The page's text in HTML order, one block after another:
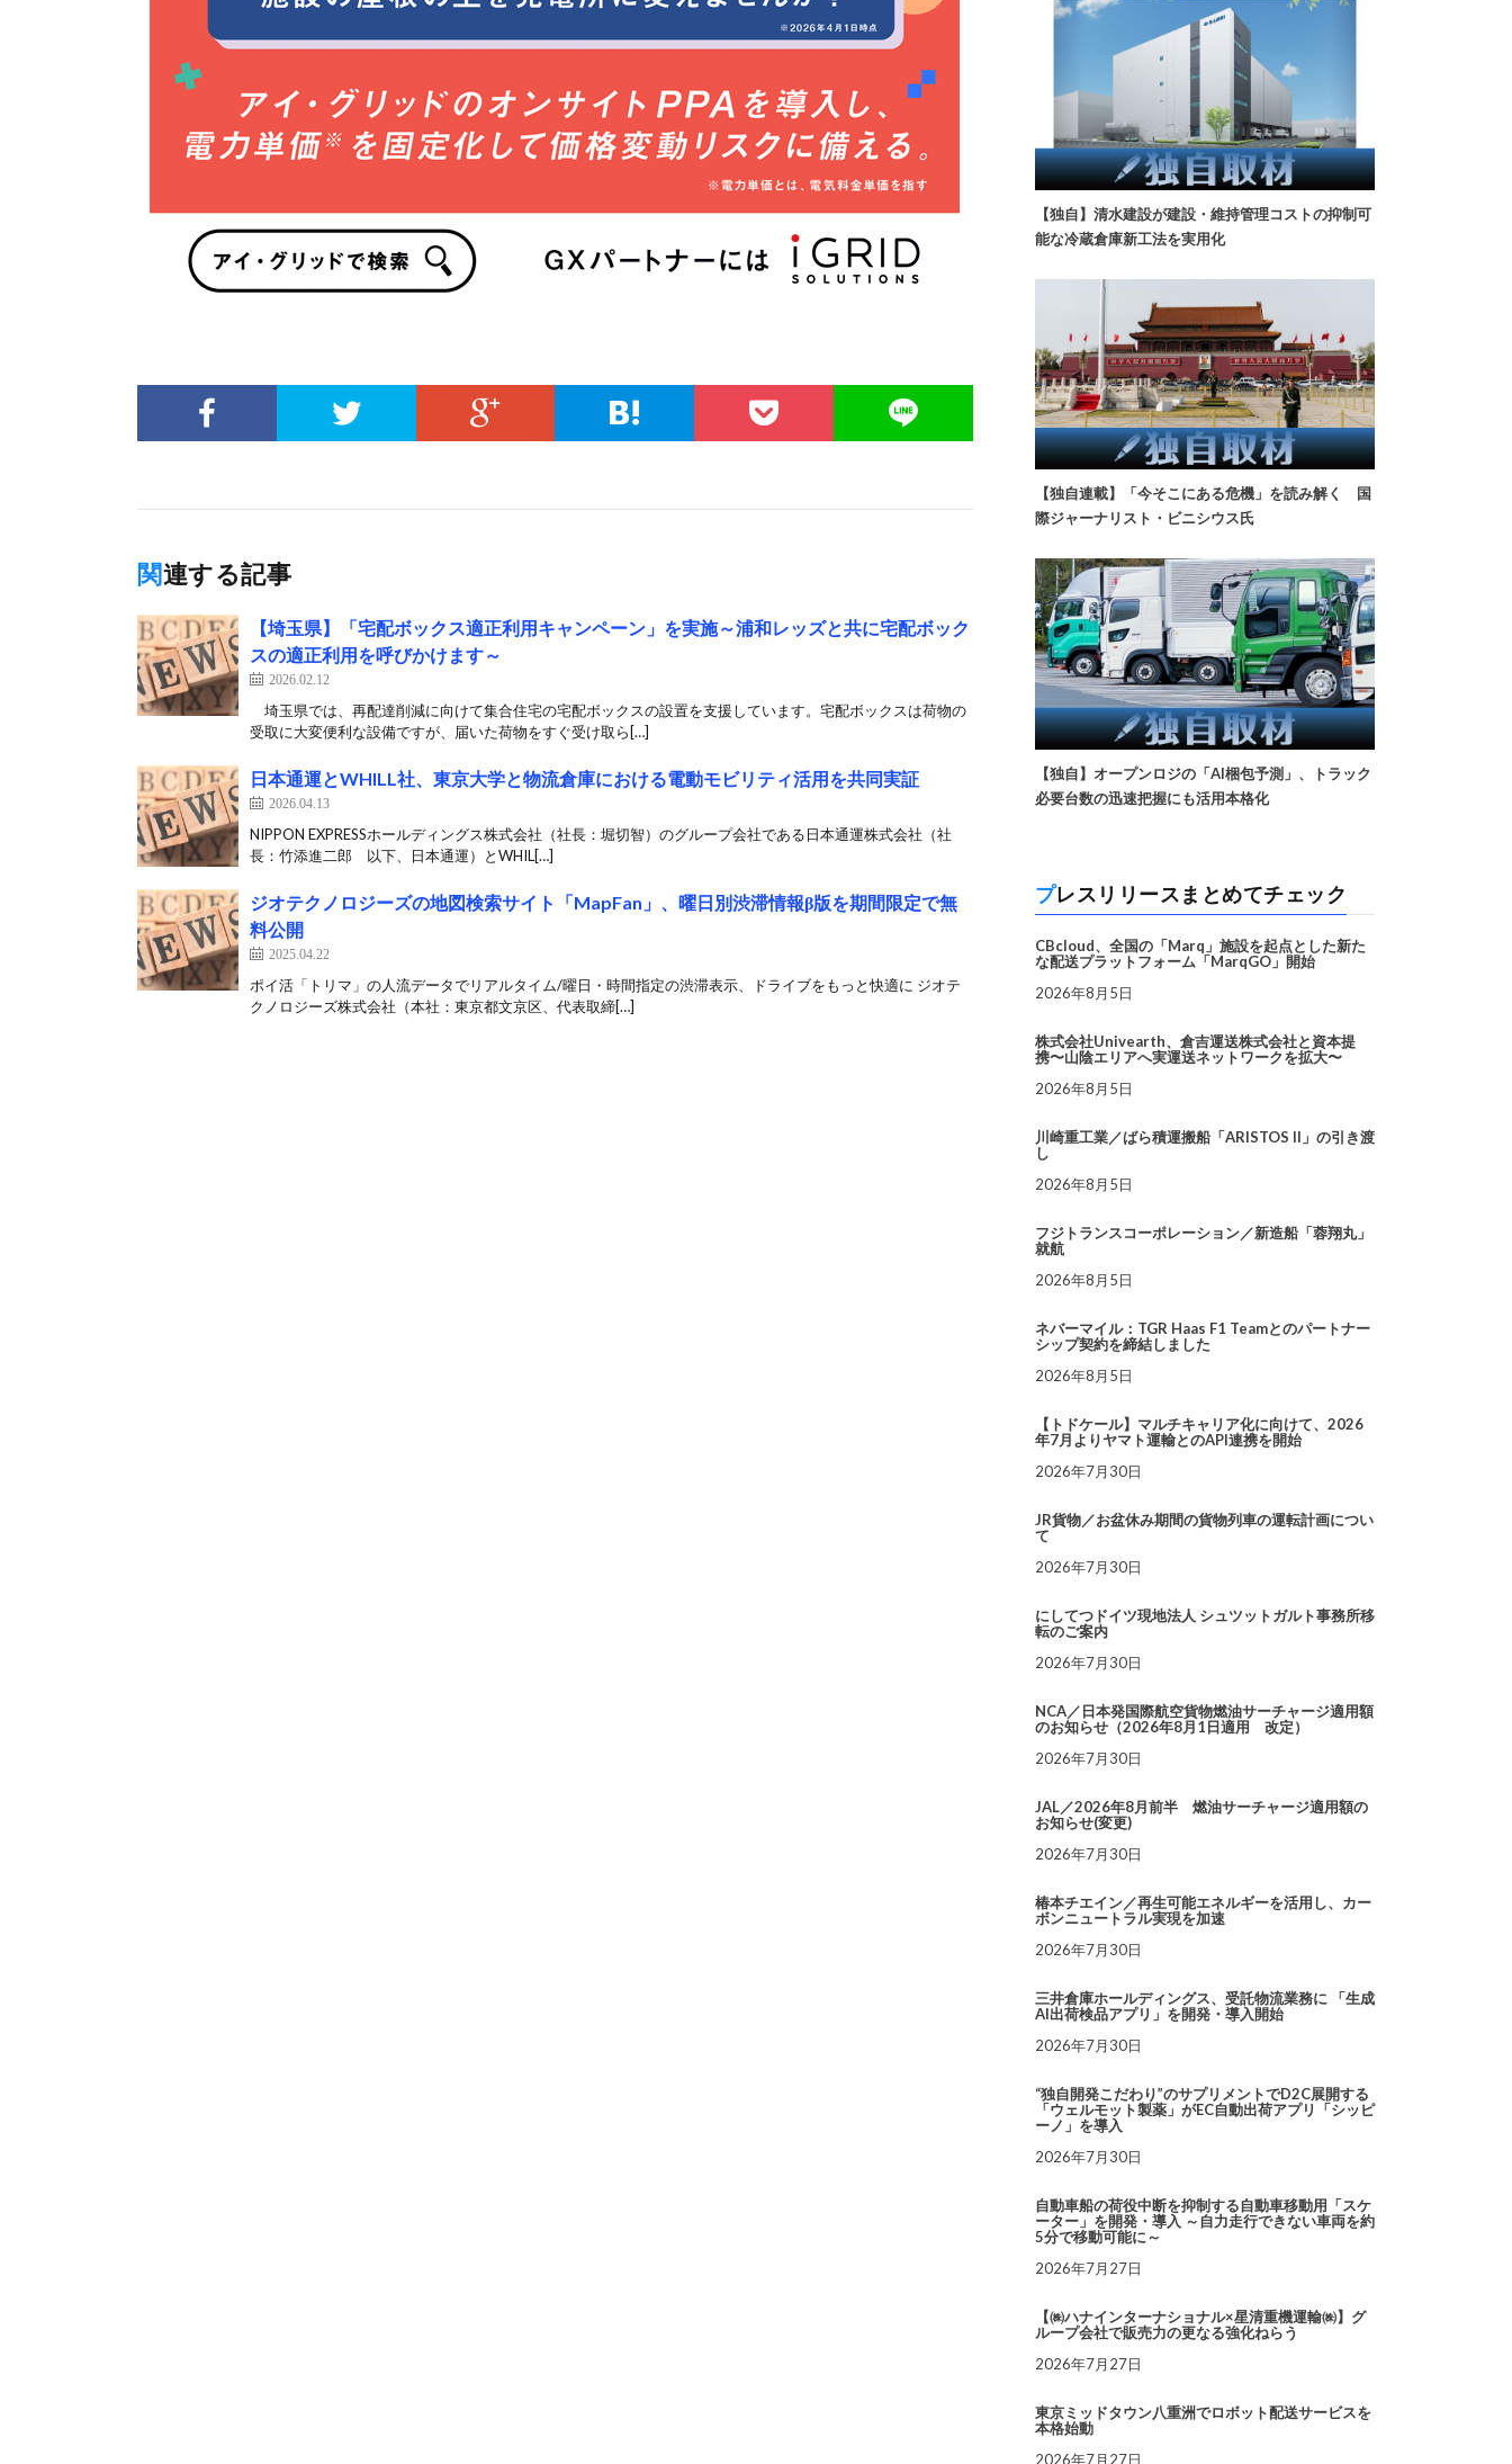
関連する記事
【埼玉県】「宅配ボックス適正利用キャンペーン」を実施～浦和レッズと共に宅配ボック
スの適正利用を呼びかけます～
2026.02.12
埼玉県では、再配達削減に向けて集合住宅の宅配ボックスの設置を支援しています。宅配ボックスは荷物の
受取に大変便利な設備ですが、届いた荷物をすぐ受け取ら[…]
日本通運とWHILL社、東京大学と物流倉庫における電動モビリティ活用を共同実証
2026.04.13
NIPPON EXPRESSホールディングス株式会社（社長：堀切智）のグループ会社である日本通運株式会社（社
長：竹添進二郎 以下、日本通運）とWHIL[…]
ジオテクノロジーズの地図検索サイト「MapFan」、曜日別渋滞情報β版を期間限定で無
料公開
2025.04.22
ポイ活「トリマ」の人流データでリアルタイム/曜日・時間指定の渋滞表示、ドライブをもっと快適に ジオテ
クノロジーズ株式会社（本社：東京都文京区、代表取締[…]
【独自】清水建設が建設・維持管理コストの抑制可
能な冷蔵倉庫新工法を実用化
【独自連載】「今そこにある危機」を読み解く 国
際ジャーナリスト・ビニシウス氏
【独自】オープンロジの「AI梱包予測」、トラック
必要台数の迅速把握にも活用本格化
プレスリリースまとめてチェック
CBcloud、全国の「Marq」施設を起点とした新た
な配送プラットフォーム「MarqGO」開始
2026年8月5日
株式会社Univearth、倉吉運送株式会社と資本提
携〜山陰エリアへ実運送ネットワークを拡大〜
2026年8月5日
川崎重工業／ばら積運搬船「ARISTOS II」の引き渡
し
2026年8月5日
フジトランスコーポレーション／新造船「蓉翔丸」
就航
2026年8月5日
ネバーマイル：TGR Haas F1 Teamとのパートナー
シップ契約を締結しました
2026年8月5日
【トドケール】マルチキャリア化に向けて、2026
年7月よりヤマト運輸とのAPI連携を開始
2026年7月30日
JR貨物／お盆休み期間の貨物列車の運転計画につい
て
2026年7月30日
にしてつドイツ現地法人 シュツットガルト事務所移
転のご案内
2026年7月30日
NCA／日本発国際航空貨物燃油サーチャージ適用額
のお知らせ（2026年8月1日適用 改定）
2026年7月30日
JAL／2026年8月前半 燃油サーチャージ適用額の
お知らせ(変更)
2026年7月30日
椿本チエイン／再生可能エネルギーを活用し、カー
ボンニュートラル実現を加速
2026年7月30日
三井倉庫ホールディングス、受託物流業務に 「生成
AI出荷検品アプリ」を開発・導入開始
2026年7月30日
“独自開発こだわり”のサプリメントでD2C展開する
「ウェルモット製薬」がEC自動出荷アプリ「シッピ
ーノ」を導入
2026年7月30日
自動車船の荷役中断を抑制する自動車移動用「スケ
ーター」を開発・導入 ～自力走行できない車両を約
5分で移動可能に～
2026年7月27日
【㈱ハナインターナショナル×星清重機運輸㈱】グ
ループ会社で販売力の更なる強化ねらう
2026年7月27日
東京ミッドタウン八重洲でロボット配送サービスを
本格始動
2026年7月27日